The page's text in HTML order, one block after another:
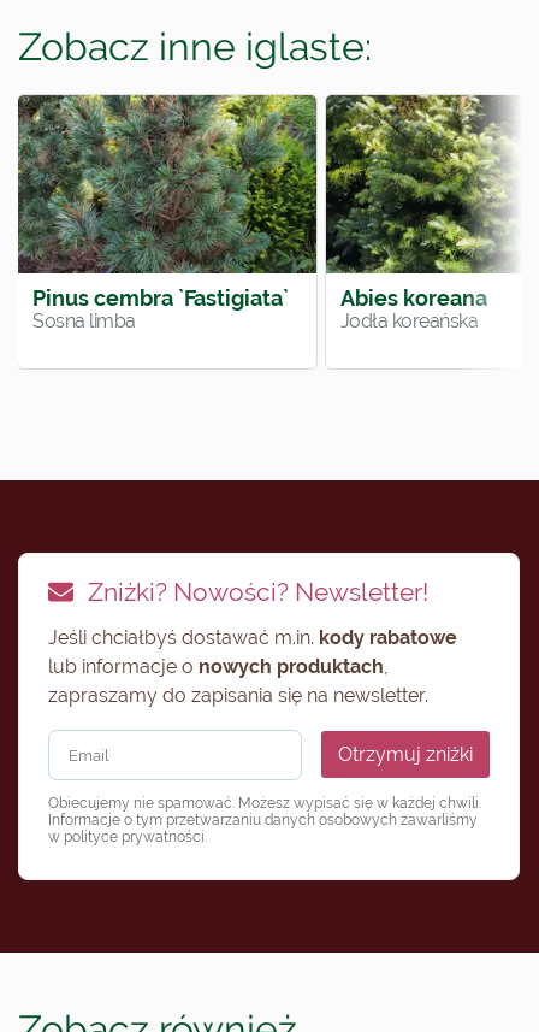
Zobacz inne iglaste:
Pinus cembra `Fastigiata`
Sosna limba
Abies koreana
Jodła koreańska
Zniżki? Nowości? Newsletter!
Jeśli chciałbyś dostawać m.in. kody rabatowe
lub informacje o nowych produktach
zapraszamy do zapisania się na newsletter.
Otrzymuj zniżki
Obiecujemy nie spamować. Możesz wypisać się w każdej chwili.
Informacje o tym przetwarzaniu danych osobowych zawarliśmy
w polityce prywatności